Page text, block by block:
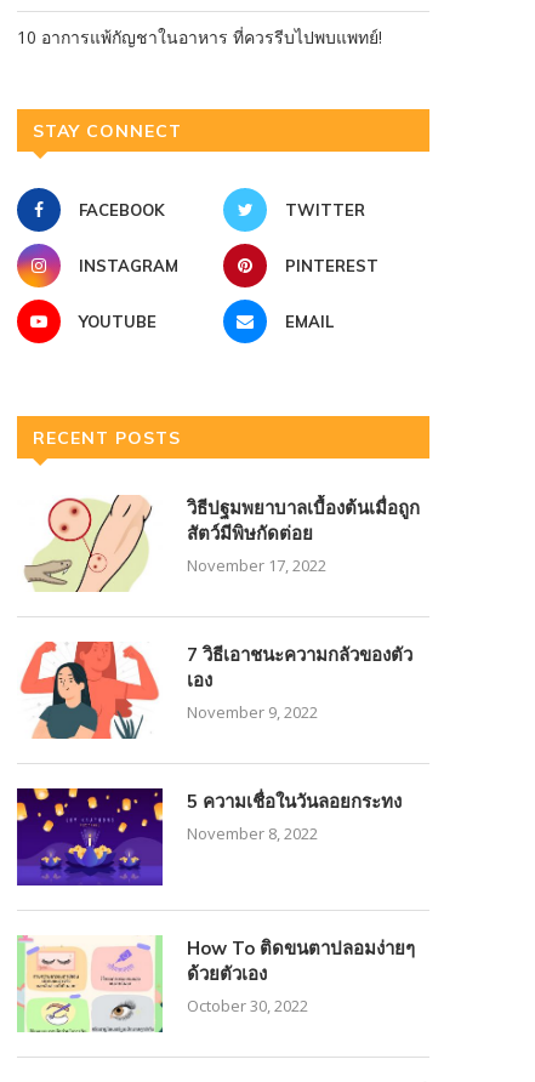
10 อาการแพ้กัญชาในอาหาร ที่ควรรีบไปพบแพทย์!
STAY CONNECT
FACEBOOK TWITTER
INSTAGRAM PINTEREST
YOUTUBE EMAIL
RECENT POSTS
วิธีปฐมพยาบาลเบื้องต้นเมื่อถูก
สัตว์มีพิษกัดต่อย
November 17, 2022
7 วิธีเอาชนะความกลัวของตัว
เอง
November 9, 2022
5 ความเชื่อในวันลอยกระทง
November 8, 2022
How To ติดขนตาปลอมง่ายๆ
ด้วยตัวเอง
October 30, 2022